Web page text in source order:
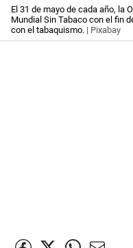
El 31 de mayo de cada año, la
Mundial Sin Tabaco con el fin
con el tabaquismo. | Pixabay